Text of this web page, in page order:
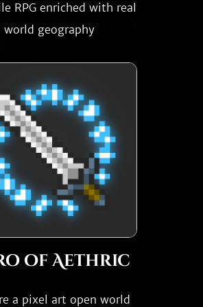
RPG enriched with real
world geography
of Aethric
a pixel art open world